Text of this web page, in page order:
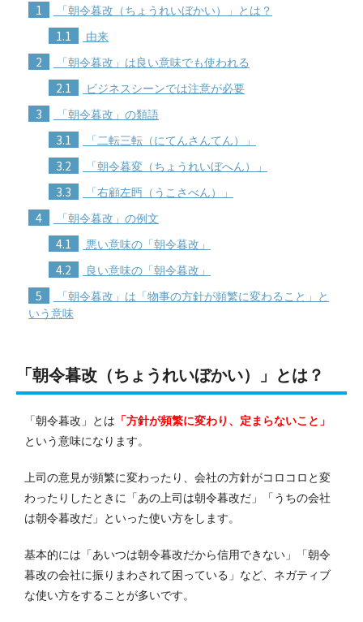
1 「朝令暮改（ちょうれいぼかい）」とは？
1.1 由来
2 「朝令暮改」は良い意味でも使われる
2.1 ビジネスシーンでは注意が必要
3 「朝令暮改」の類語
3.1 「二転三転（にてんさんてん）」
3.2 「朝令暮変（ちょうれいぼへん）」
3.3 「右顧左眄（うこさべん）」
4 「朝令暮改」の例文
4.1 悪い意味の「朝令暮改」
4.2 良い意味の「朝令暮改」
5
「朝令暮改」は「物事の方針が頻繁に変わること」と
いう意味
「朝令暮改（ちょうれいぼかい）」とは？
「朝令暮改」とは 「方針が頻繁に変わり、定まらないこと」
という意味になります。
上司の意見が頻繁に変わったり、会社の方針がコロコロと変
わったりしたときに「あの上司は朝令暮改だ」「うちの会社
は朝令暮改だ」といった使い方をします。
基本的には「あいつは朝令暮改だから信用できない」「朝令
暮改の会社に振りまわされて困っている」など、ネガティブ
な使い方をすることが多いです。